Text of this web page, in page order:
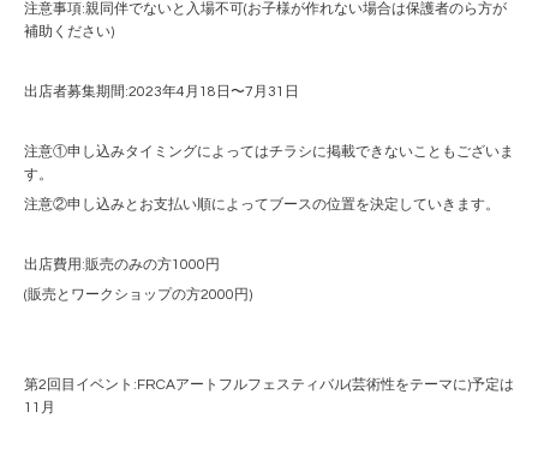
注意事項:親同伴でないと入場不可(お子様が作れない場合は保護者のら方が
補助ください)
出店者募集期間:2023年4月18日〜7月31日
注意①申し込みタイミングによってはチラシに掲載できないこともございま
す。
注意②申し込みとお支払い順によってブースの位置を決定していきます。
出店費用:販売のみの方1000円
(販売とワークショップの方2000円)
第2回目イベント:FRCAアートフルフェスティバル(芸術性をテーマに)予定は
11月